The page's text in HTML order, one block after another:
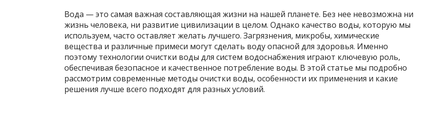
Вода — это самая важная составляющая жизни на нашей планете. Без нее невозможна ни
жизнь человека, ни развитие цивилизации в целом. Однако качество воды, которую мы
используем, часто оставляет желать лучшего. Загрязнения, микробы, химические
вещества и различные примеси могут сделать воду опасной для здоровья. Именно
поэтому технологии очистки воды для систем водоснабжения играют ключевую роль,
обеспечивая безопасное и качественное потребление воды. В этой статье мы подробно
рассмотрим современные методы очистки воды, особенности их применения и какие
решения лучше всего подходят для разных условий.